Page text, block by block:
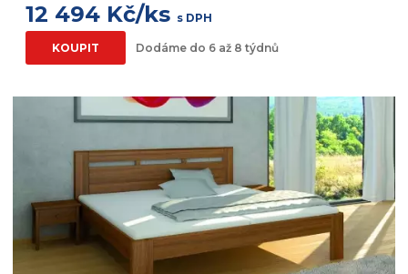
12 494 Kč/ks s DPH
KOUPIT Dodáme do 6 až 8 týdnů